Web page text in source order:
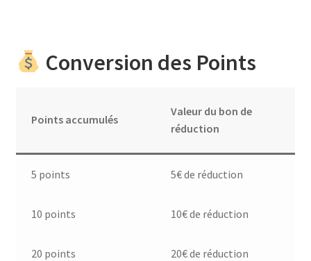
Conversion des Points
Points accumulés
Valeur du bon de
réduction
5 points 5€ de réduction
10 points 10€ de réduction
20 points 20€ de réduction